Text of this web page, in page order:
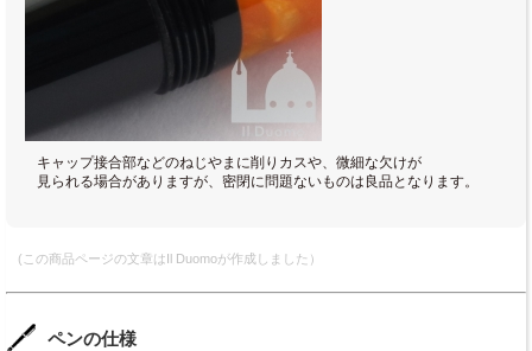
キャップ接合部などのねじやまに削りカスや、微細な欠けが
見られる場合がありますが、密閉に問題ないものは良品となります。
(この商品ページの文章はIl Duomoが作成しました）
ペンの仕様